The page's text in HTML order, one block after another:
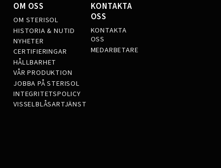
OM OSS
OM STERISOL
HISTORIA & NUTID
NYHETER
CERTIFIERINGAR
HÅLLBARHET
VÅR PRODUKTION
JOBBA PÅ STERISOL
INTEGRITETSPOLICY
VISSELBLÅSARTJÄNST
KONTAKTA
OSS
KONTAKTA
OSS
MEDARBETARE